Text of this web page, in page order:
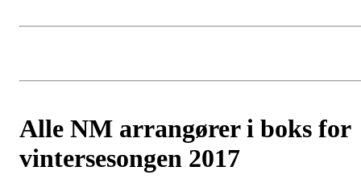
Alle NM arrangører i boks for
vintersesongen 2017